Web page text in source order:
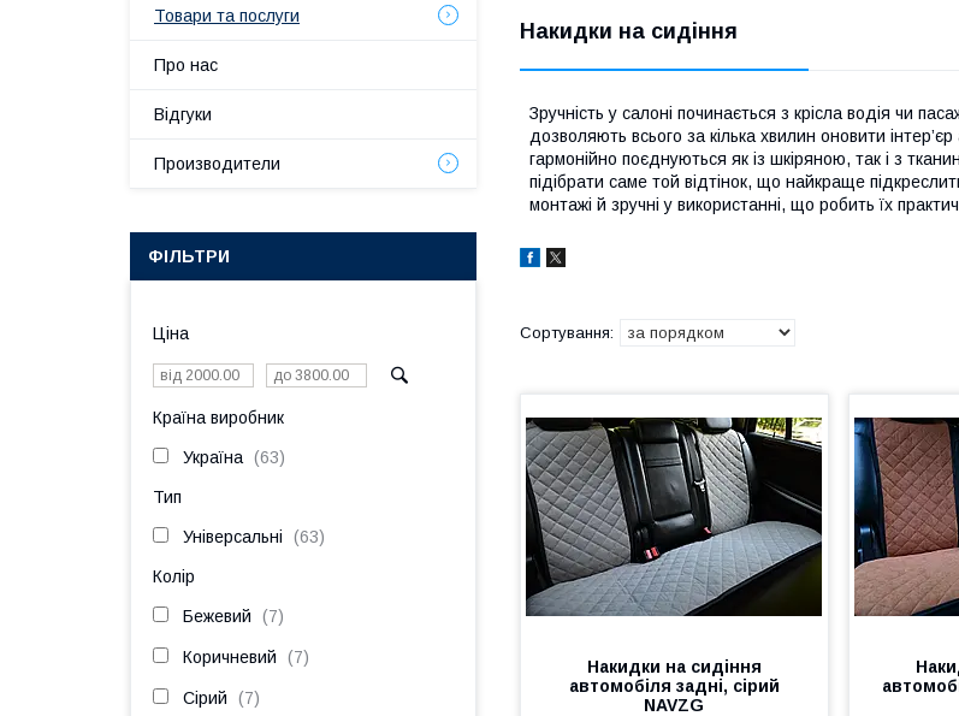
Накидки на сидіння
Зручність у салоні починається з крісла водія чи
дозволяють всього за кілька хвилин оновити
гармонійно поєднуються як із шкіряною, так і з
підібрати саме той відтінок, що найкраще
монтажі й зручні у використанні, що робить їх
Накидки на сидіння
автомобіля задні, сірий
NAVZG
Товари та послуги
Про нас
Відгуки
Производители
ФІЛЬТРИ
Ціна
Країна виробник
Україна 63
Тип
Універсальні 63
Колір
Бежевий 7
Коричневий 7
Сірий 7